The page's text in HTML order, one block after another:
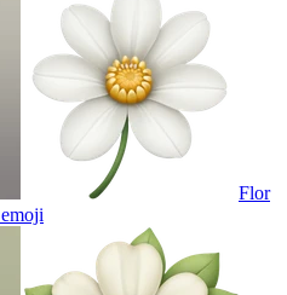
Flor
emoji